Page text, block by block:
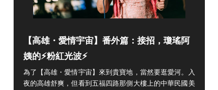
【高雄・愛情宇宙】番外篇：接招，瓊瑤阿
姨的⚡粉紅光波⚡
為了【高雄・愛情宇宙】來到貴寶地，當然要逛愛河。入
夜的高雄舒爽，但看到五福四路那側大樓上的中華民國美